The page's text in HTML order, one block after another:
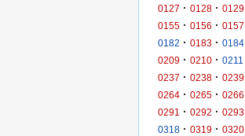
0127 · 0128 · 0129
0155 · 0156 · 0157
0182 · 0183 · 0184
0209 · 0210 · 0211
0237 · 0238 · 0239
0264 · 0265 · 0266
0291 · 0292 · 0293
0318 · 0319 · 0320